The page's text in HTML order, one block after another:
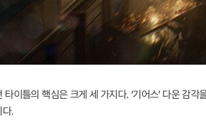
타이틀의 핵심은 크게 세 가지다. ‘기어스’ 다운 감
다.